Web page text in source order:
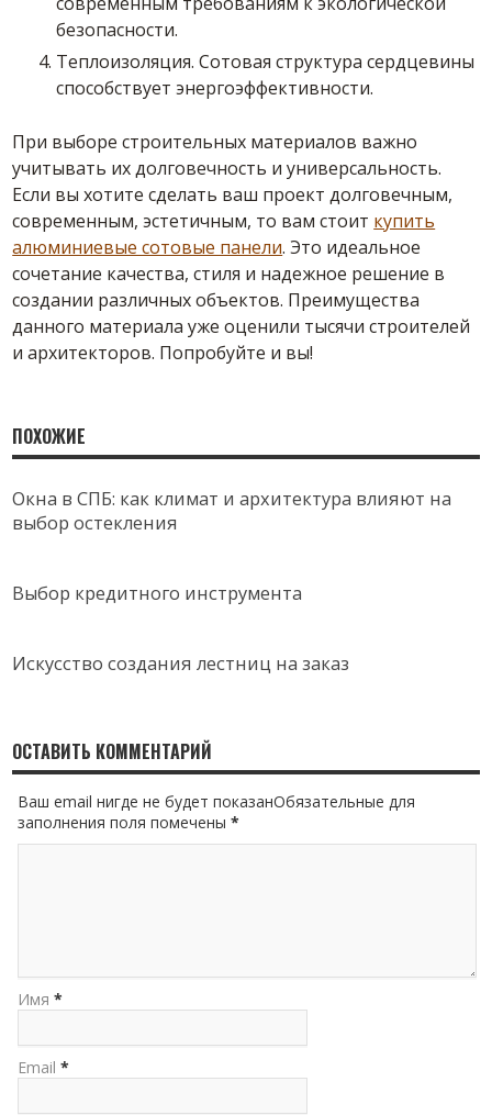
безопасности.
Теплоизоляция. Сотовая структура сердцевины
способствует энергоэффективности.
При выборе строительных материалов важно
учитывать их долговечность и универсальность.
Если вы хотите сделать ваш проект долговечным,
современным, эстетичным, то вам стоит купить
алюминиевые сотовые панели. Это идеальное
сочетание качества, стиля и надежное решение в
создании различных объектов. Преимущества
данного материала уже оценили тысячи строителей
и архитекторов. Попробуйте и вы!
ПОХОЖИЕ
Окна в СПБ: как климат и архитектура влияют на
выбор остекления
Выбор кредитного инструмента
Искусство создания лестниц на заказ
ОСТАВИТЬ КОММЕНТАРИЙ
Ваш email нигде не будет показанОбязательные для
заполнения поля помечены*
Имя *
Email *